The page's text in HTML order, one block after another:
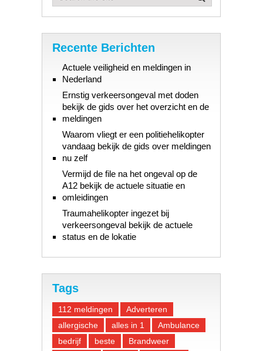
Recente Berichten
Actuele veiligheid en meldingen in
Nederland
Ernstig verkeersongeval met doden
bekijk de gids over het overzicht en de
meldingen
Waarom vliegt er een politiehelikopter
vandaag bekijk de gids over meldingen
nu zelf
Vermijd de file na het ongeval op de
A12 bekijk de actuele situatie en
omleidingen
Traumahelikopter ingezet bij
verkeersongeval bekijk de actuele
status en de lokatie
Tags
112 meldingen
Adverteren
allergische
alles in 1
Ambulance
bedrijf
beste Brandweer